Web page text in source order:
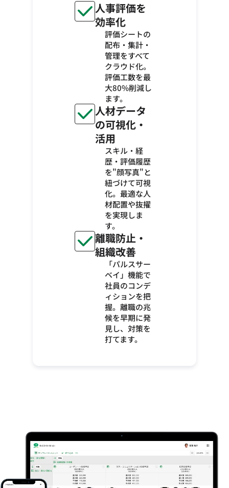
人事評価を
効率化
評価シートの
配布・集計・
管理をすべて
クラウド化。
評価工数を最
大80%削減し
ます。
人材データ
の可視化・
活用
スキル・経
歴・評価履歴
を"顔写真"と
紐づけて可視
化。最適な人
材配置や抜擢
を実現しま
す。
離職防止・
組織改善
「パルスサー
ベイ」機能で
社員のコンデ
ィションを把
握。離職の兆
候を早期に発
見し、対策を
打てます。